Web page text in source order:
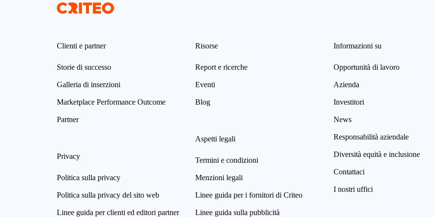
Clienti e partner
Storie di successo
Galleria di inserzioni
Marketplace Performance Outcome
Partner
Privacy
Politica sulla privacy
Politica sulla privacy del sito web
Linee guida per clienti ed editori partner
Risorse
Report e ricerche
Eventi
Blog
Aspetti legali
Termini e condizioni
Menzioni legali
Linee guida per i fornitori di Criteo
Linee guida sulla pubblicità
Informazioni su
Opportunità di lavoro
Azienda
Investitori
News
Responsabilità aziendale
Diversità equità e inclusione
Contattaci
I nostri uffici